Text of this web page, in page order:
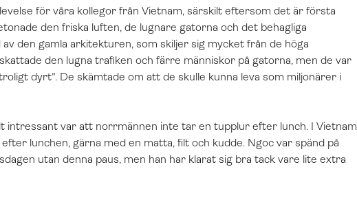
för våra kollegor från Vietnam, särskilt eftersom det är första
den friska luften, de lugnare gatorna och det behagliga
den gamla arkitekturen, som skiljer sig mycket från de höga
den lugna trafiken och färre människor på gatorna, men de var
dyrt". De skämtade om att de skulle kunna leva som miljonärer i
intressant var att norrmännen inte tar en tupplur efter lunch. I Vietnam
lunchen, gärna med en matta, filt och kudde. Ngoc var spänd på
utan denna paus, men han har klarat sig bra tack vare lite extra